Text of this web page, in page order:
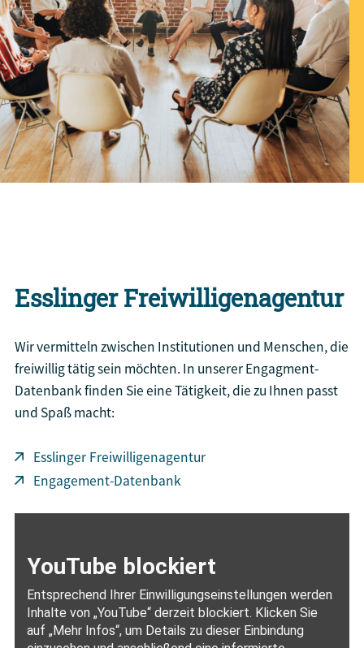
Esslinger Freiwilligenagentur
Wir vermitteln zwischen Institutionen und Menschen, die
freiwillig tätig sein möchten. In unserer Engagment-
Datenbank finden Sie eine Tätigkeit, die zu Ihnen passt
und Spaß macht:
Esslinger Freiwilligenagentur
Engagement-Datenbank